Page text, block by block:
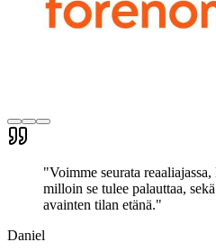
"Voimme seurata
milloin se tulee palauttaa,
avainten tilan etänä."
Daniel